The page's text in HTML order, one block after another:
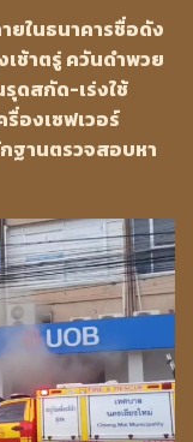
ยในธนาคารชื่อดัง
ช้าตรู่ ควันดำพวย
ดสกัด-เร่งใช้
องเซฟเวอร์
ฐานตรวจสอบหา